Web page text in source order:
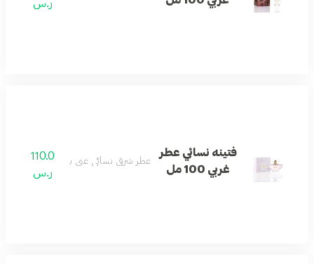
ر.س
فتينه نسائي عطر
غربي 100 مل
عطر شرقي نسائي غني بالتوابل والعنبر.
110.0
ر.س